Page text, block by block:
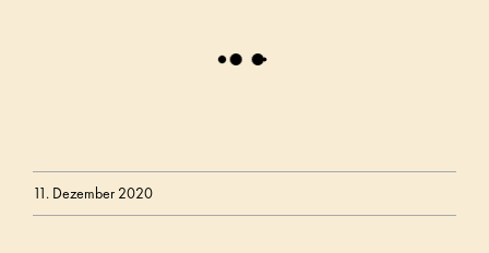
11. Dezember 2020